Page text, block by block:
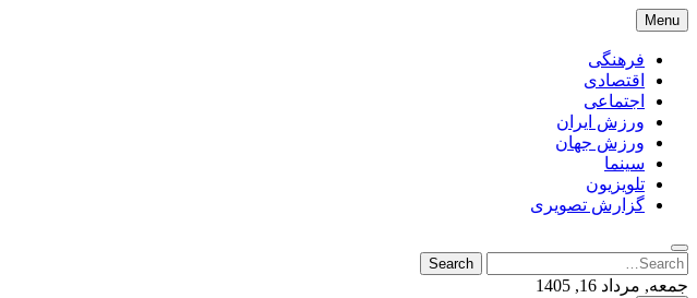
Skip
to
content
Menu
فرهنگی
اقتصادی
اجتماعی
ورزش ایران
ورزش جهان
سینما
تلویزیون
گزارش تصویری
Search
for:
Search
جمعه, مرداد 16, 1405